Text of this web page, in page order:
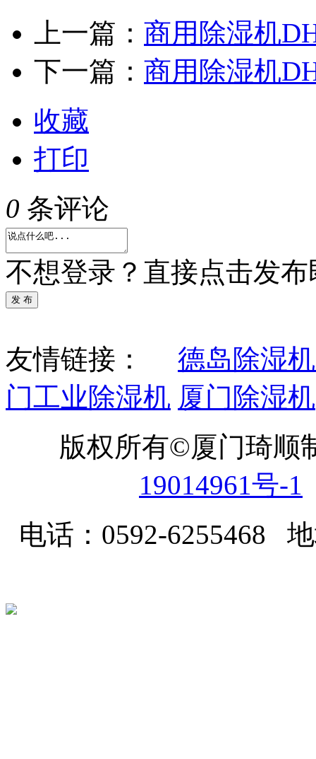
上一篇： 商用除湿机
下一篇： 商用除湿机
收藏
打印
0 条评论
不想登录？直接点击发
发 布
友情链接： 德岛除湿
门工业除湿机 厦门除湿机
版权所有©厦门琦
19014961号-1
电话：0592-6255468